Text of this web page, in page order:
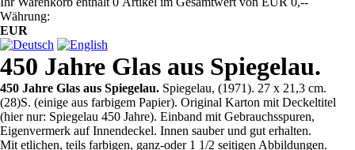
Währung:
EUR
450 Jahre Glas aus Spiegelau.
450 Jahre Glas aus Spiegelau. Spiegelau, (1971). 27 x 21,3 cm.
(28)S. (einige aus farbigem Papier). Original Karton mit Deckeltitel
(hier nur: Spiegelau 450 Jahre). Einband mit Gebrauchsspuren,
Eigenvermerk auf Innendeckel. Innen sauber und gut erhalten.
Mit etlichen, teils farbigen, ganz-oder 1 1/2 seitigen Abbildungen.